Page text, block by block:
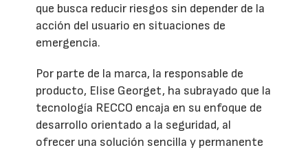
que busca reducir riesgos sin depender de la
acción del usuario en situaciones de
emergencia.
Por parte de la marca, la responsable de
producto, Elise Georget, ha subrayado que la
tecnología RECCO encaja en su enfoque de
desarrollo orientado a la seguridad, al
ofrecer una solución sencilla y permanente